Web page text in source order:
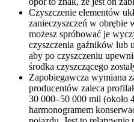
Czyszczenie elementów
zanieczyszczeń w obrębie
możesz spróbować je
czyszczenia gaźników lub
aby po czyszczeniu
środka czyszczącego
Zapobiegawcza wymiana
producentów zaleca
30 000–50 000 mil (około
harmonogramem